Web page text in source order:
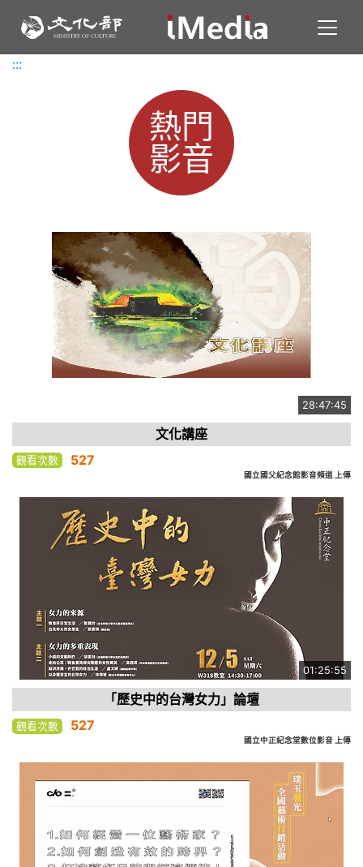
:::
:::
熱門
影音
28:47:45
文化講座
觀看次數 527
國立國父紀念館影音頻道 上傳
01:25:55
「歷史中的台灣女力」論壇
觀看次數 527
國立中正紀念堂數位影音 上傳